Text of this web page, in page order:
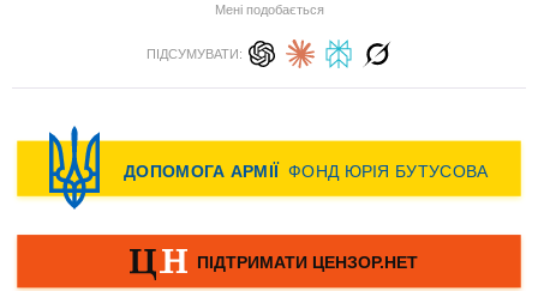
Мені подобається
ПІДСУМУВАТИ: